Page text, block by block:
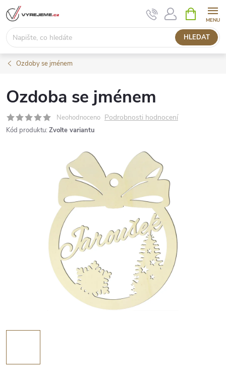
Přejít
na
obsah
HLEDAT
NÁKUPNÍ
KOŠÍK
Ozdoby se jménem
Ozdoba se jménem
Neohodnoceno Podrobnosti hodnocení
Kód produktu: Zvolte variantu